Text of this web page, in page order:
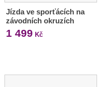
Jízda ve sporťácích na
závodních okruzích
1 499 Kč